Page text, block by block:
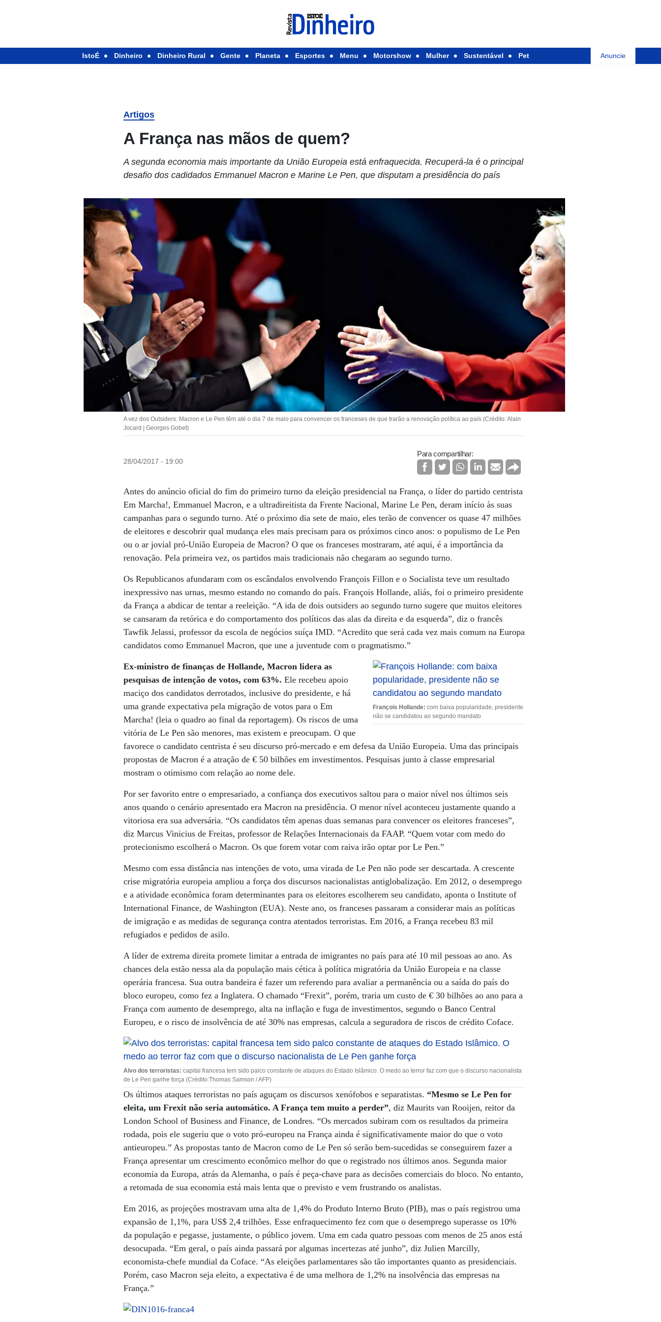
IstoÉ Dinheiro Dinheiro Rural Gente Planeta Esportes Menu Motorshow Mulher Sustentável Pet Anuncie
Artigos
A França nas mãos de quem?
A segunda economia mais importante da União Europeia está enfraquecida. Recuperá-la é o principal
desafio dos cadidados Emmanuel Macron e Marine Le Pen, que disputam a presidência do país
A vez dos Outsiders: Macron e Le Pen têm até o dia 7 de maio para convencer os franceses de que trarão a renovação política ao país (Crédito: Alain
Jocard | Georges Gobet)
28/04/2017 - 19:00
Para compartilhar:
Antes do anúncio oficial do fim do primeiro turno da eleição presidencial na França, o líder do partido centrista
Em Marcha!, Emmanuel Macron, e a ultradireitista da Frente Nacional, Marine Le Pen, deram início às suas
campanhas para o segundo turno. Até o próximo dia sete de maio, eles terão de convencer os quase 47 milhões
de eleitores e descobrir qual mudança eles mais precisam para os próximos cinco anos: o populismo de Le Pen
ou o ar jovial pró-União Europeia de Macron? O que os franceses mostraram, até aqui, é a importância da
renovação. Pela primeira vez, os partidos mais tradicionais não chegaram ao segundo turno.
Os Republicanos afundaram com os escândalos envolvendo François Fillon e o Socialista teve um resultado
inexpressivo nas urnas, mesmo estando no comando do país. François Hollande, aliás, foi o primeiro presidente
da França a abdicar de tentar a reeleição. “A ida de dois outsiders ao segundo turno sugere que muitos eleitores
se cansaram da retórica e do comportamento dos políticos das alas da direita e da esquerda”, diz o francês
Tawfik Jelassi, professor da escola de negócios suíça IMD. “Acredito que será cada vez mais comum na Europa
candidatos como Emmanuel Macron, que une a juventude com o pragmatismo.”
François Hollande: com baixa popularidade, presidente
não se candidatou ao segundo mandato
Ex-ministro de finanças de Hollande, Macron lidera as
pesquisas de intenção de votos, com 63%. Ele recebeu apoio
maciço dos candidatos derrotados, inclusive do presidente, e há
uma grande expectativa pela migração de votos para o Em
Marcha! (leia o quadro ao final da reportagem). Os riscos de uma
vitória de Le Pen são menores, mas existem e preocupam. O que
favorece o candidato centrista é seu discurso pró-mercado e em defesa da União Europeia. Uma das principais
propostas de Macron é a atração de € 50 bilhões em investimentos. Pesquisas junto à classe empresarial
mostram o otimismo com relação ao nome dele.
Por ser favorito entre o empresariado, a confiança dos executivos saltou para o maior nível nos últimos seis
anos quando o cenário apresentado era Macron na presidência. O menor nível aconteceu justamente quando a
vitoriosa era sua adversária. “Os candidatos têm apenas duas semanas para convencer os eleitores franceses”,
diz Marcus Vinicius de Freitas, professor de Relações Internacionais da FAAP. “Quem votar com medo do
protecionismo escolherá o Macron. Os que forem votar com raiva irão optar por Le Pen.”
Mesmo com essa distância nas intenções de voto, uma virada de Le Pen não pode ser descartada. A crescente
crise migratória europeia ampliou a força dos discursos nacionalistas antiglobalização. Em 2012, o desemprego
e a atividade econômica foram determinantes para os eleitores escolherem seu candidato, aponta o Institute of
International Finance, de Washington (EUA). Neste ano, os franceses passaram a considerar mais as políticas
de imigração e as medidas de segurança contra atentados terroristas. Em 2016, a França recebeu 83 mil
refugiados e pedidos de asilo.
A líder de extrema direita promete limitar a entrada de imigrantes no país para até 10 mil pessoas ao ano. As
chances dela estão nessa ala da população mais cética à política migratória da União Europeia e na classe
operária francesa. Sua outra bandeira é fazer um referendo para avaliar a permanência ou a saída do país do
bloco europeu, como fez a Inglatera. O chamado “Frexit”, porém, traria um custo de € 30 bilhões ao ano para a
França com aumento de desemprego, alta na inflação e fuga de investimentos, segundo o Banco Central
Europeu, e o risco de insolvência de até 30% nas empresas, calcula a seguradora de riscos de crédito Coface.
Alvo dos terroristas: capital francesa tem sido palco constante de ataques do Estado Islâmico. O medo ao terror faz com que o discurso nacionalista
de Le Pen ganhe força (Crédito:Thomas Samson / AFP)
Os últimos ataques terroristas no país aguçam os discursos xenófobos e separatistas. “Mesmo se Le Pen for
eleita, um Frexit não seria automático. A França tem muito a perder”, diz Maurits van Rooijen, reitor da
London School of Business and Finance, de Londres. “Os mercados subiram com os resultados da primeira
rodada, pois ele sugeriu que o voto pró-europeu na França ainda é significativamente maior do que o voto
antieuropeu.” As propostas tanto de Macron como de Le Pen só serão bem-sucedidas se conseguirem fazer a
França apresentar um crescimento econômico melhor do que o registrado nos últimos anos. Segunda maior
economia da Europa, atrás da Alemanha, o país é peça-chave para as decisões comerciais do bloco. No entanto,
a retomada de sua economia está mais lenta que o previsto e vem frustrando os analistas.
Em 2016, as projeções mostravam uma alta de 1,4% do Produto Interno Bruto (PIB), mas o país registrou uma
expansão de 1,1%, para US$ 2,4 trilhões. Esse enfraquecimento fez com que o desemprego superasse os 10%
da população e pegasse, justamente, o público jovem. Uma em cada quatro pessoas com menos de 25 anos está
desocupada. “Em geral, o país ainda passará por algumas incertezas até junho”, diz Julien Marcilly,
economista-chefe mundial da Coface. “As eleições parlamentares são tão importantes quanto as presidenciais.
Porém, caso Macron seja eleito, a expectativa é de uma melhora de 1,2% na insolvência das empresas na
França.”